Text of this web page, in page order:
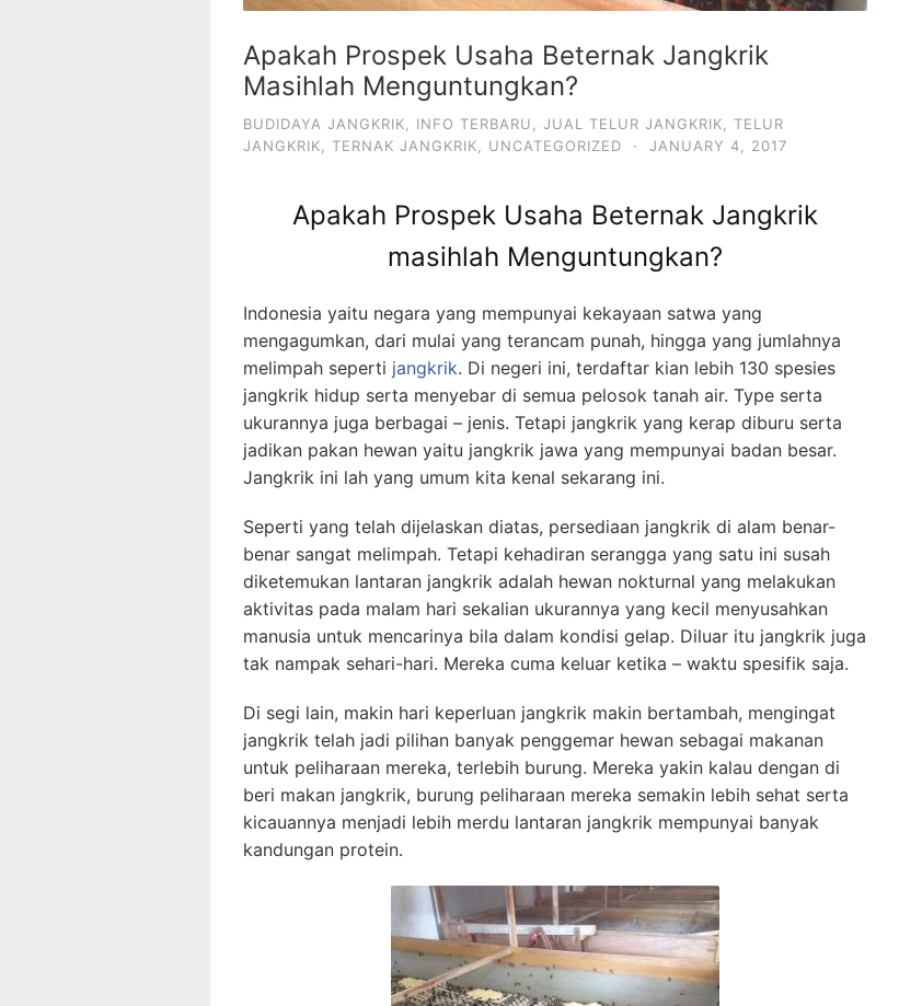
Apakah Prospek Usaha Beternak Jangkrik
Masihlah Menguntungkan?
BUDIDAYA JANGKRIK, INFO TERBARU, JUAL TELUR JANGKRIK, TELUR
JANGKRIK, TERNAK JANGKRIK, UNCATEGORIZED · JANUARY 4, 2017
Apakah Prospek Usaha Beternak Jangkrik
masihlah Menguntungkan?
Indonesia yaitu negara yang mempunyai kekayaan satwa yang
mengagumkan, dari mulai yang terancam punah, hingga yang jumlahnya
melimpah seperti jangkrik. Di negeri ini, terdaftar kian lebih 130 spesies
jangkrik hidup serta menyebar di semua pelosok tanah air. Type serta
ukurannya juga berbagai – jenis. Tetapi jangkrik yang kerap diburu serta
jadikan pakan hewan yaitu jangkrik jawa yang mempunyai badan besar.
Jangkrik ini lah yang umum kita kenal sekarang ini.
Seperti yang telah dijelaskan diatas, persediaan jangkrik di alam benar-
benar sangat melimpah. Tetapi kehadiran serangga yang satu ini susah
diketemukan lantaran jangkrik adalah hewan nokturnal yang melakukan
aktivitas pada malam hari sekalian ukurannya yang kecil menyusahkan
manusia untuk mencarinya bila dalam kondisi gelap. Diluar itu jangkrik juga
tak nampak sehari-hari. Mereka cuma keluar ketika – waktu spesifik saja.
Di segi lain, makin hari keperluan jangkrik makin bertambah, mengingat
jangkrik telah jadi pilihan banyak penggemar hewan sebagai makanan
untuk peliharaan mereka, terlebih burung. Mereka yakin kalau dengan di
beri makan jangkrik, burung peliharaan mereka semakin lebih sehat serta
kicauannya menjadi lebih merdu lantaran jangkrik mempunyai banyak
kandungan protein.